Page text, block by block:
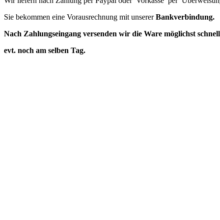
Sie bekommen eine Vorausrechnung mit unsererBankverbindung.
Nach Zahlungseingang versenden wir die Ware möglichst
evt. noch am selben Tag.